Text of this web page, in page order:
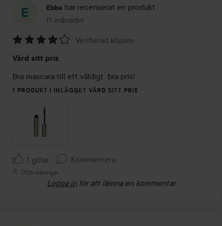
Ebba har recenserat en produkt
11 månader
Inlägget skapades 11 månader
4
av
5
Verifierad köpare
Värd sitt pris
Bra mascara till ett väldigt  bra pris!
1 PRODUKT I INLÄGGET VÄRD SITT PRIS
1 gillar Kommentera
1706 visningar
Logga in för att lämna en kommentar